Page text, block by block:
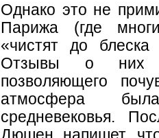
Однако это не
Парижа (где
«чистят до
Отзывы о них
позволяющего
атмосфера
средневековья.